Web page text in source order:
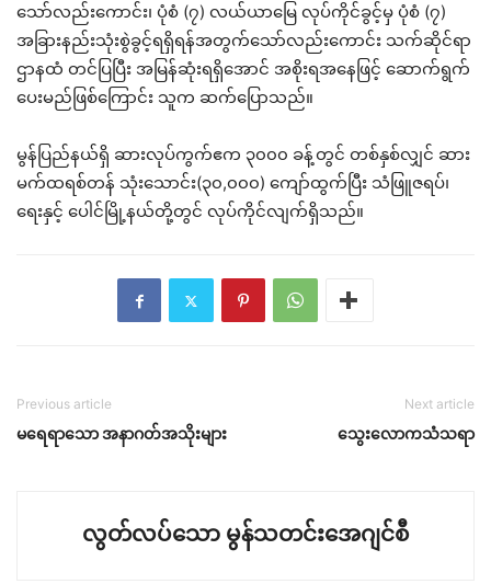
သော်လည်းကောင်း၊ ပုံစံ (၇) လယ်ယာမြေ လုပ်ကိုင်ခွင့်မှ ပုံစံ (၇)
အခြားနည်းသုံးစွဲခွင့်ရရှိရန်အတွက်သော်လည်းကောင်း သက်ဆိုင်ရာ
ဌာနထံ တင်ပြပြီး အမြန်ဆုံးရရှိအောင် အစိုးရအနေဖြင့် ဆောက်ရွက်
ပေးမည်ဖြစ်ကြောင်း သူက ဆက်ပြောသည်။
မွန်ပြည်နယ်ရှိ ဆားလုပ်ကွက်ဧက ၃၀၀၀ ခန့်တွင် တစ်နှစ်လျှင် ဆား
မက်ထရစ်တန် သုံးသောင်း(၃၀,၀၀၀) ကျော်ထွက်ပြီး သံဖြူဇရပ်၊
ရေးနှင့် ပေါင်မြို့နယ်တို့တွင် လုပ်ကိုင်လျက်ရှိသည်။
Previous article
မရေရာသော အနာဂတ်အသိုးများ
Next article
သွေးလောကသံသရာ
လွတ်လပ်သော မွန်သတင်းအေဂျင်စီ